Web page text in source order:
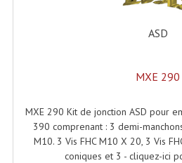
Moteurs Pavillons
Tweeters Pour
Lecteurs Cd À
Lecteurs Cd À Plats
ASD
MXE 290
MXE 290 Kit de jonction ASD pour
390 comprenant : 3 demi-
M10. 3 Vis FHC M10 X 20, 3 Vis
coniques et 3 - cliquez-ici